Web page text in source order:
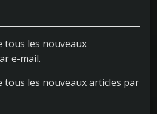
tous les nouveaux
e-mail.
tous les nouveaux articles par